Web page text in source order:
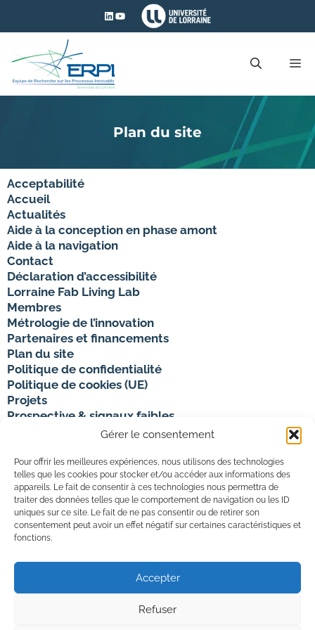
Gérer le consentement
Pour offrir les meilleures expériences, nous utilisons des technologies
telles que les cookies pour stocker et/ou accéder aux informations des
appareils. Le fait de consentir à ces technologies nous permettra de
traiter des données telles que le comportement de navigation ou les ID
uniques sur ce site. Le fait de ne pas consentir ou de retirer son
consentement peut avoir un effet négatif sur certaines caractéristiques et
fonctions.
Accepter
Refuser
LinkedIn
YouTube
Plan du site
Acceptabilité
Accueil
Actualités
Aide à la conception en phase amont
Aide à la navigation
Contact
Déclaration d’accessibilité
Lorraine Fab Living Lab
Membres
Métrologie de l’innovation
Partenaires et financements
Plan du site
Politique de confidentialité
Politique de cookies (UE)
Projets
Prospective & signaux faibles
Un laboratoire de
LinkedIn YouTube